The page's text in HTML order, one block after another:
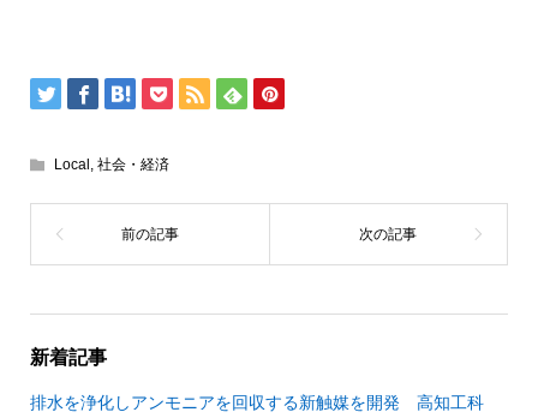
Local , 社会・経済
新着記事
排水を浄化しアンモニアを回収する新触媒を開発 高知工科